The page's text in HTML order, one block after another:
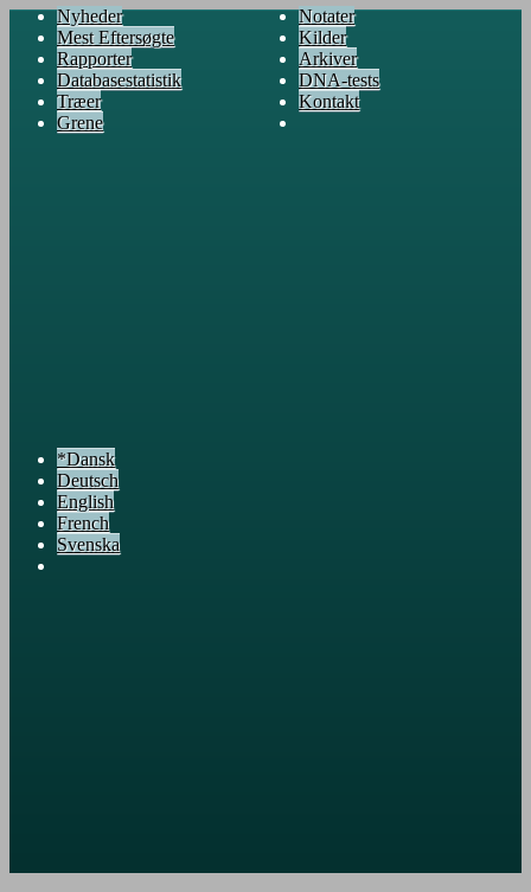
Nyheder
Mest Eftersøgte
Rapporter
Databasestatistik
Træer
Grene
Notater
Kilder
Arkiver
DNA-tests
Kontakt
*Dansk
Deutsch
English
French
Svenska